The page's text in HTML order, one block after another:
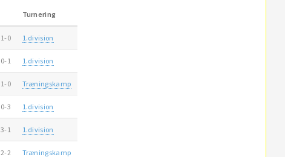
Turnering
1-0 1.division
0-1 1.division
1-0 Træningskamp
0-3 1.division
3-1 1.division
2-2 Træningskamp